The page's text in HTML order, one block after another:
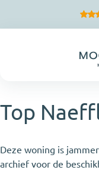
Top
Deze woning is
archief voor de